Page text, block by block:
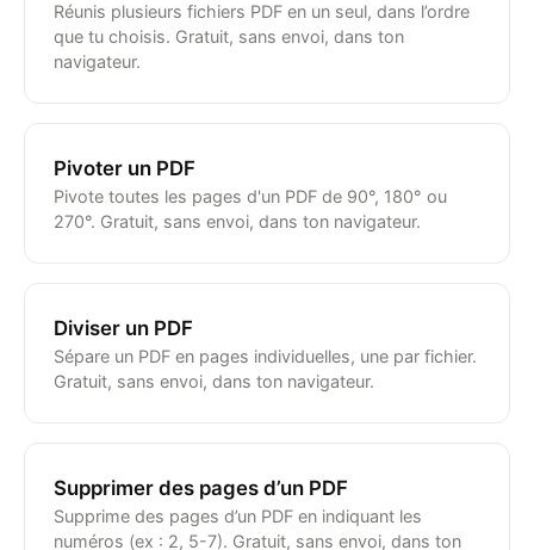
Réunis plusieurs fichiers PDF en un seul, dans l’ordre
que tu choisis. Gratuit, sans envoi, dans ton
navigateur.
Pivoter un PDF
Pivote toutes les pages d'un PDF de 90°, 180° ou
270°. Gratuit, sans envoi, dans ton navigateur.
Diviser un PDF
Sépare un PDF en pages individuelles, une par fichier.
Gratuit, sans envoi, dans ton navigateur.
Supprimer des pages d’un PDF
Supprime des pages d’un PDF en indiquant les
numéros (ex : 2, 5-7). Gratuit, sans envoi, dans ton